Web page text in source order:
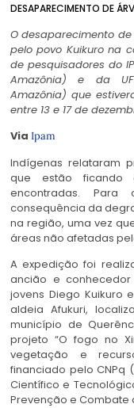
DESAPARECIMENTO DE
O desaparecimento
pelo povo Kuikuro na
de pesquisadores do
Amazônia) e da
Amazônia) que
entre 13 e 17 de
Via Ipam
Indígenas relataram
que estão ficando
encontradas.
consequência da
na região, uma vez
áreas não afetadas
A expedição foi
ancião e
jovens Diego Kuikuro
aldeia Afukuri,
município de
projeto “O fogo no
vegetação e
financiado pelo CNPq
Científico e
Prevenção e Combate